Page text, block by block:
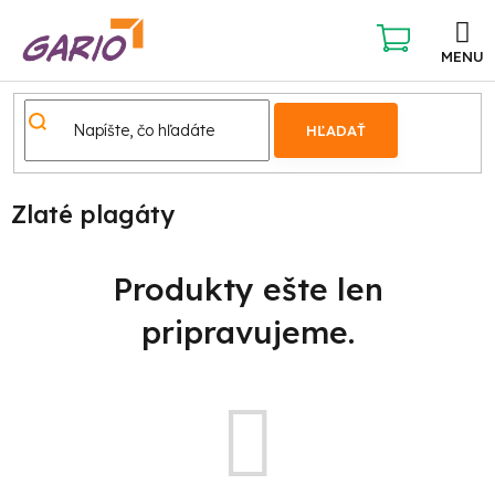
obsah
HĽADAŤ
NÁKUPNÝ
KOŠÍK
Zlaté plagáty
Produkty ešte len
pripravujeme.